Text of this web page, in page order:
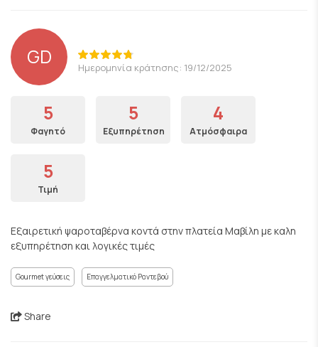
GD Ημερομηνία κράτησης: 19/12/2025
5
Φαγητό
5
Εξυπηρέτηση
4
Ατμόσφαιρα
5
Τιμή
Εξαιρετική ψαροταβέρνα κοντά στην πλατεία Μαβίλη με καλη
εξυπηρέτηση και λογικές τιμές
Gourmet γεύσεις Επαγγελματικό Ραντεβού
Share